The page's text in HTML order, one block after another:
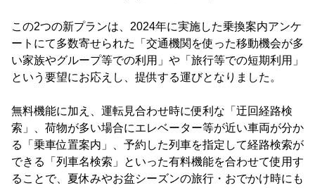
この2つの新プランは、2024年に実施した乗換案内アンケ
ートにて多数寄せられた「交通機関を使った移動機会が多
い家族やグループ等での利用」や「旅行等での短期利用」
という要望にお応えし、提供する運びとなりました。
無料機能に加え、運転見合わせ時に便利な「迂回経路検
索」、荷物が多い場合にエレベーター等が近い車両が分か
る「乗車位置案内」、予約した列車を指定して経路検索が
できる「列車名検索」といった有料機能を合わせて使用す
ることで、夏休みやお盆シーズンの旅行・おでかけ時にも